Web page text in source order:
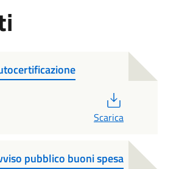
Scarica
pubblico buoni spesa